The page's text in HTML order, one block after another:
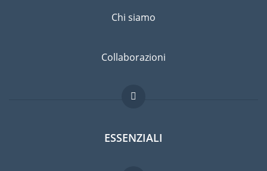
Chi siamo
Collaborazioni
ESSENZIALI